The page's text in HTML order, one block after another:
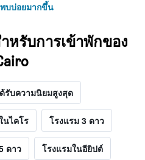
บบ่อยมากขึ้น
รับการเข้าพักของ
ด้รับความนิยมสูงสุด
นไคโร โรงแรม 3 ดาว
ดาว โรงแรมในอียิปต์